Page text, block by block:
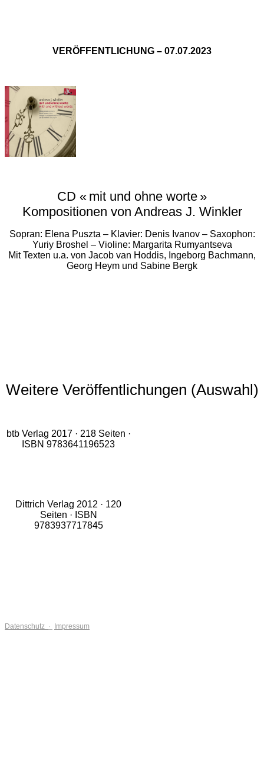
VERÖFFENTLICHUNG – 07.07.2023
CD « mit und ohne worte »
Kompositionen von Andreas J. Winkler
Sopran: Elena Puszta – Klavier: Denis Ivanov – Saxophon:
Yuriy Broshel – Violine: Margarita Rumyantseva
Mit Texten u.a. von Jacob van Hoddis, Ingeborg Bachmann,
Georg Heym und Sabine Bergk
Weitere Veröffentlichungen (Auswahl)
btb Verlag 2017 · 218 Seiten ·
ISBN 9783641196523
Dittrich Verlag 2012 · 120
Seiten · ISBN
9783937717845
Datenschutz · Impressum